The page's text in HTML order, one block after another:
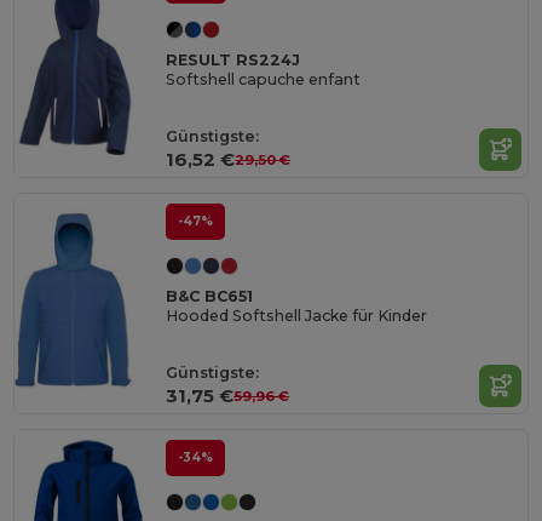
RESULT RS224J
Softshell capuche enfant
Günstigste:
16,52 €29,50 €
-47%
B&C BC651
Hooded Softshell Jacke für Kinder
Günstigste:
31,75 €59,96 €
-34%